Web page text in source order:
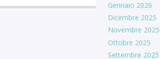
Gennaio 2026
Dicembre 2025
Novembre 2025
Ottobre 2025
Settembre 2025